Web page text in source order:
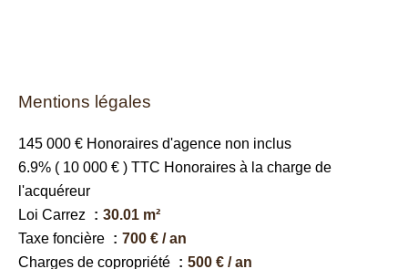
Mentions légales
145 000 € Honoraires d'agence non inclus
6.9% ( 10 000 € ) TTC Honoraires à la charge de
l'acquéreur
Loi Carrez
30.01 m²
Taxe foncière
700 € / an
Charges de copropriété
500 € / an